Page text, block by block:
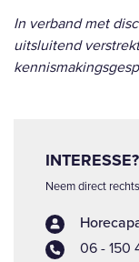
In verband met
uitsluitend
INTERESSE?
Neem direct
06 - 150